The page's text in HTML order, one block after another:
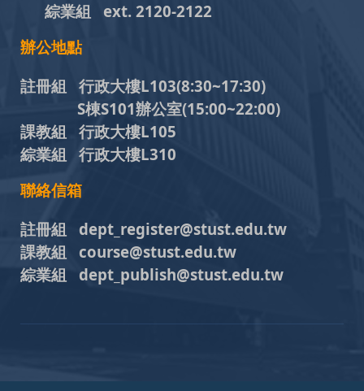
綜業組
ext. 2120-2122
辦公地點
註冊組 行政大樓L103(8:30~17:30)
S棟S101辦公室(15:00~22:00)
課教組 行政大樓L105
綜業組 行政大樓L310
聯絡信箱
註冊組 dept_register@stust.edu.tw
課教組 course@stust.edu.tw
綜業組 dept_publish@stust.edu.tw